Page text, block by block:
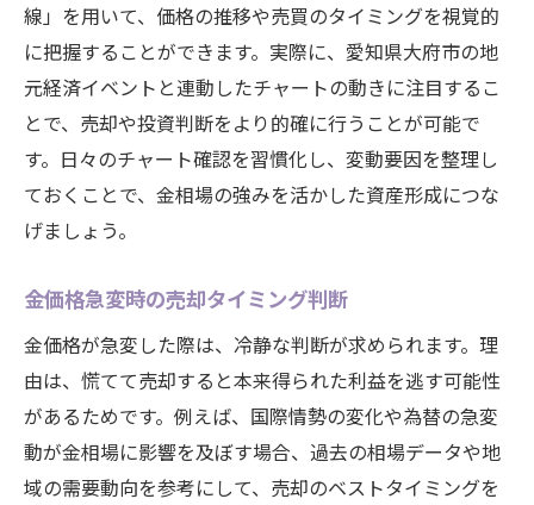
線」を用いて、価格の推移や売買のタイミングを視覚的
に把握することができます。実際に、愛知県大府市の地
元経済イベントと連動したチャートの動きに注目するこ
とで、売却や投資判断をより的確に行うことが可能で
す。日々のチャート確認を習慣化し、変動要因を整理し
ておくことで、金相場の強みを活かした資産形成につな
げましょう。
金価格急変時の売却タイミング判断
金価格が急変した際は、冷静な判断が求められます。理
由は、慌てて売却すると本来得られた利益を逃す可能性
があるためです。例えば、国際情勢の変化や為替の急変
動が金相場に影響を及ぼす場合、過去の相場データや地
域の需要動向を参考にして、売却のベストタイミングを